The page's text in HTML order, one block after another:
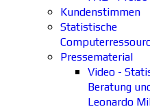
Kundenstimmen
Statistische
Pressematerial
Video -
Beratung
Leonardo